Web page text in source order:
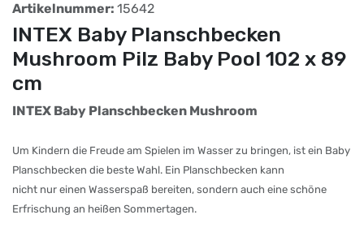
Artikelnummer: 15642
INTEX Baby Planschbecken
Mushroom Pilz Baby Pool 102 x 89
cm
INTEX Baby Planschbecken Mushroom
Um Kindern die Freude am Spielen im Wasser zu bringen, ist ein Baby
Planschbecken die beste Wahl. Ein Planschbecken kann
nicht nur einen Wasserspaß bereiten, sondern auch eine schöne
Erfrischung an heißen Sommertagen.